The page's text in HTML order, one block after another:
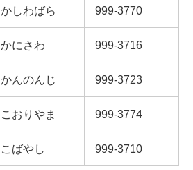
かしわばら 999-3770
かにさわ 999-3716
かんのんじ 999-3723
こおりやま 999-3774
こばやし 999-3710